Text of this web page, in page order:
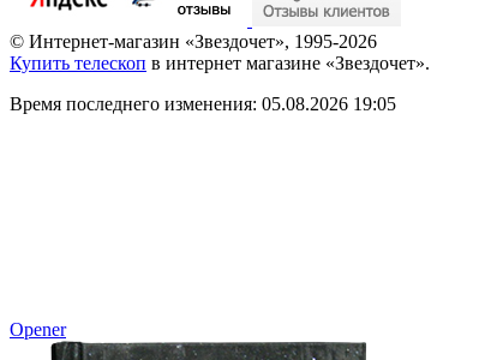
© Интернет-магазин «Звездочет», 1995-2026
Купить телескоп в интернет магазине «Звездочет».
Время последнего изменения: 05.08.2026 19:05
Opener